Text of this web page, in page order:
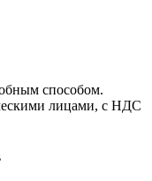
способом.
лицами, с НДС